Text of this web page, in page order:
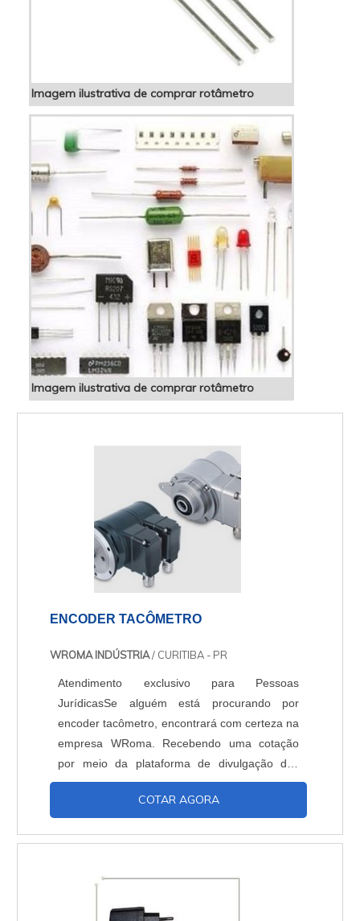
Imagem ilustrativa de comprar rotâmetro
Imagem ilustrativa de comprar rotâmetro
ENCODER TACÔMETRO
WROMA INDÚSTRIA/ CURITIBA - PR
Atendimento exclusivo para Pessoas
JurídicasSe alguém está procurando por
encoder tacômetro, encontrará com certeza na
empresa WRoma. Recebendo uma cotação
por meio da plataforma de divulgação das
indústrias e encontrando a líder do mercado.
Quando o assunto é encoder tipo tacômetro,
excelente custo-benefício com pagamento
ENCODER TACÔMETROHá muitas maneiras
eficientes de demonstrar competência e
COTAR AGORA